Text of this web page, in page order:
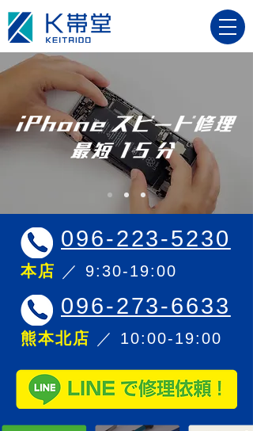
096-223-5230
本店 ／ 9:30-19:00
096-273-6633
熊本北店 ／ 10:00-19:00